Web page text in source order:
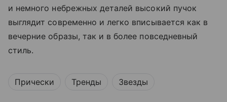
и немного небрежных деталей высокий пучок
выглядит современно и легко вписывается как в
вечерние образы, так и в более повседневный
стиль.
Прически Тренды Звезды